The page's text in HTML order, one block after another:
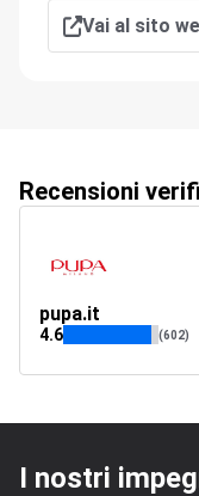
Vai al sito
Recensioni
pupa.it
4.6 (602)
I nostri